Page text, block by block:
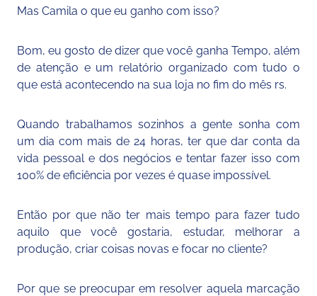
Mas Camila o que eu ganho com isso?
Bom, eu gosto de dizer que você ganha Tempo, além
de atenção e um relatório organizado com tudo o
que está acontecendo na sua loja no fim do mês rs.
Quando trabalhamos sozinhos a gente sonha com
um dia com mais de 24 horas, ter que dar conta da
vida pessoal e dos negócios e tentar fazer isso com
100% de eficiência por vezes é quase impossível.
Então por que não ter mais tempo para fazer tudo
aquilo que você gostaria, estudar, melhorar a
produção, criar coisas novas e focar no cliente?
Por que se preocupar em resolver aquela marcação